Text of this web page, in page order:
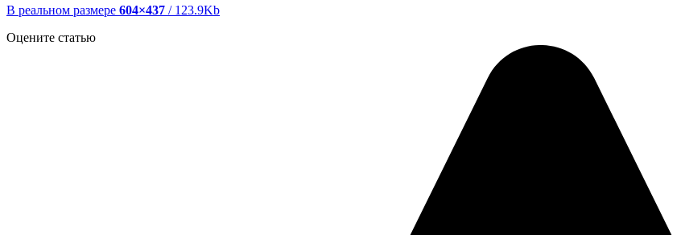
В реальном размере 604×437 / 123.9Kb
Оцените статью